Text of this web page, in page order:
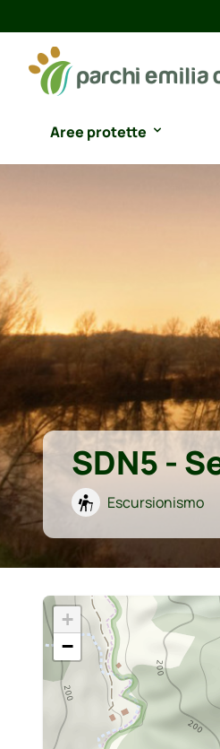
Aree protette
SDN5 -
Escursionismo
+
−